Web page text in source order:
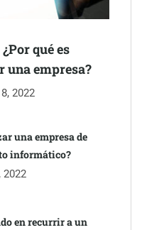
qué es
empresa?
2022
una empresa de
informático?
2022
en recurrir a un